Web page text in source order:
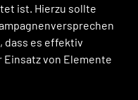
ist. Hierzu sollte
dass es effektiv
von Elemente